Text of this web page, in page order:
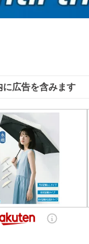
に広告を含みます